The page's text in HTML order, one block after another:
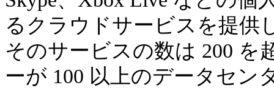
るクラウドサービスを提供
そのサービスの数は 200 を
ーが 100 以上のデータセン